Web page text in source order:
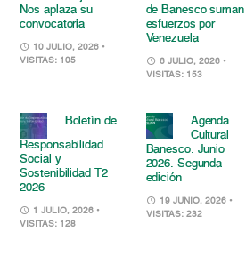
Nos aplaza su
convocatoria
10 JULIO, 2026 •
VISITAS: 105
de Banesco suman
esfuerzos por
Venezuela
6 JULIO, 2026 •
VISITAS: 153
Boletín de
Responsabilidad
Social y
Sostenibilidad T2
2026
1 JULIO, 2026 •
VISITAS: 128
Agenda
Cultural
Banesco. Junio
2026. Segunda
edición
19 JUNIO, 2026 •
VISITAS: 232